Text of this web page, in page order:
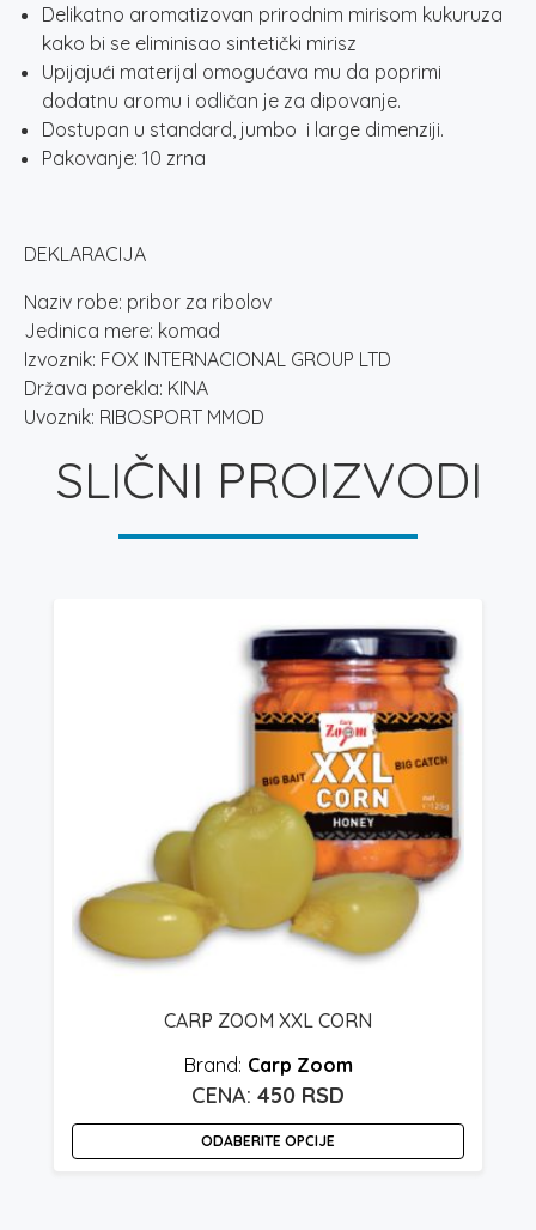
Delikatno aromatizovan prirodnim mirisom kukuruza
kako bi se eliminisao sintetički mirisz
Upijajući materijal omogućava mu da poprimi
dodatnu aromu i odličan je za dipovanje.
Dostupan u standard, jumbo i large dimenziji.
Pakovanje: 10 zrna
DEKLARACIJA
Naziv robe: pribor za ribolov
Jedinica mere: komad
Izvoznik: FOX INTERNACIONAL GROUP LTD
Država porekla: KINA
Uvoznik: RIBOSPORT MMOD
SLIČNI PROIZVODI
CARP ZOOM XXL CORN
Carp Zoom
450 RSD
ODABERITE OPCIJE